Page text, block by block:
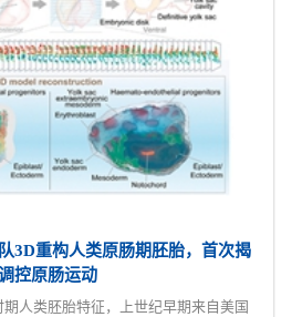
3D重构人类原肠期胚胎，首次揭
控原肠运动
人类胚胎特征，上世纪早期来自美国